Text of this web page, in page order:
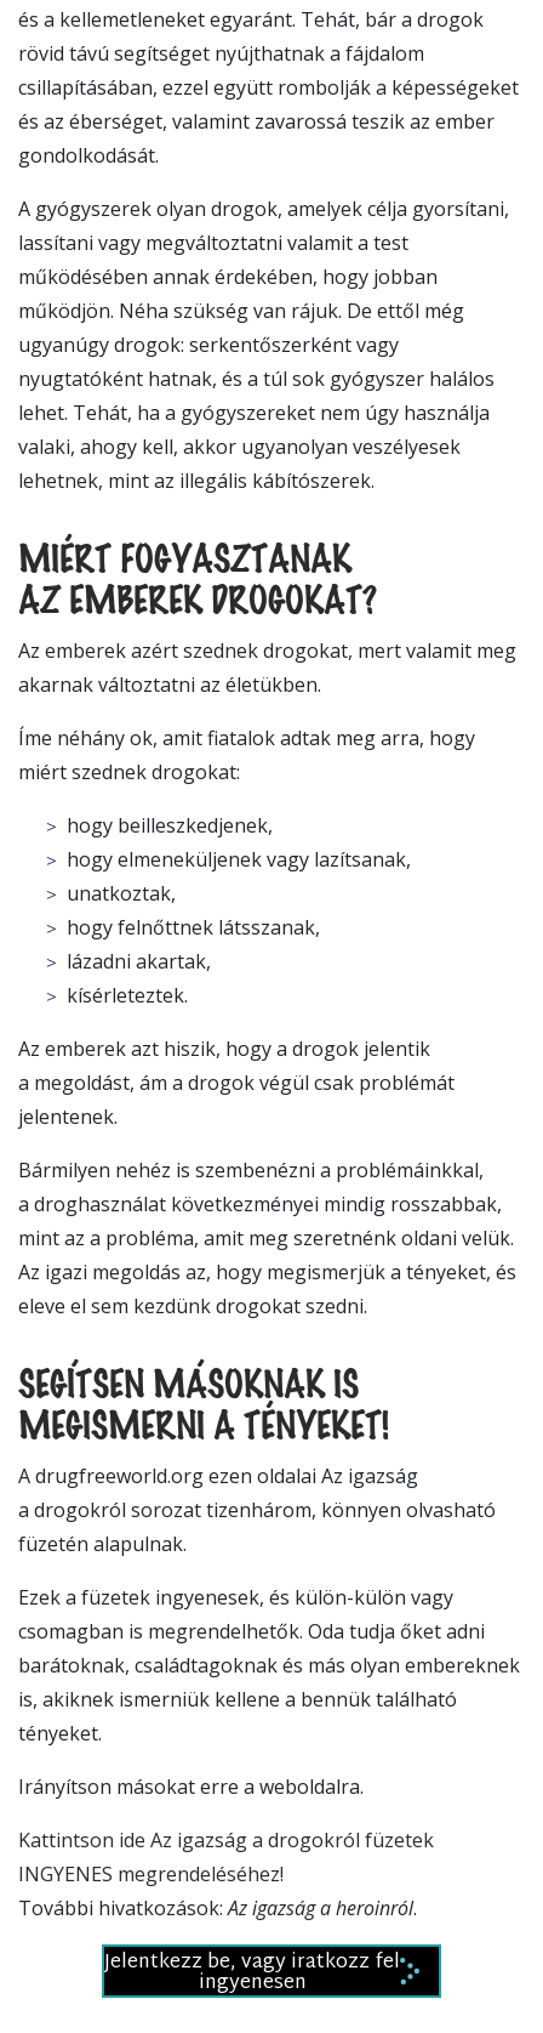
és a kellemetleneket egyaránt. Tehát, bár a drogok
rövid távú segítséget nyújthatnak a fájdalom
csillapításában, ezzel együtt rombolják a képességeket
és az éberséget, valamint zavarossá teszik az ember
gondolkodását.
A gyógyszerek olyan drogok, amelyek célja gyorsítani,
lassítani vagy megváltoztatni valamit a test
működésében annak érdekében, hogy jobban
működjön. Néha szükség van rájuk. De ettől még
ugyanúgy drogok: serkentőszerként vagy
nyugtatóként hatnak, és a túl sok gyógyszer halálos
lehet. Tehát, ha a gyógyszereket nem úgy használja
valaki, ahogy kell, akkor ugyanolyan veszélyesek
lehetnek, mint az illegális kábítószerek.
MIÉRT FOGYASZTANAK
AZ EMBEREK DROGOKAT?
Az emberek azért szednek drogokat, mert valamit meg
akarnak változtatni az életükben.
Íme néhány ok, amit fiatalok adtak meg arra, hogy
miért szednek drogokat:
hogy beilleszkedjenek,
hogy elmeneküljenek vagy lazítsanak,
unatkoztak,
hogy felnőttnek látsszanak,
lázadni akartak,
kísérleteztek.
Az emberek azt hiszik, hogy a drogok jelentik
a megoldást, ám a drogok végül csak problémát
jelentenek.
Bármilyen nehéz is szembenézni a problémáinkkal,
a droghasználat következményei mindig rosszabbak,
mint az a probléma, amit meg szeretnénk oldani velük.
Az igazi megoldás az, hogy megismerjük a tényeket, és
eleve el sem kezdünk drogokat szedni.
SEGÍTSEN MÁSOKNAK IS
MEGISMERNI A TÉNYEKET!
A drugfreeworld.org ezen oldalai Az igazság
a drogokról sorozat tizenhárom, könnyen olvasható
füzetén alapulnak.
Ezek a füzetek ingyenesek, és külön-külön vagy
csomagban is megrendelhetők. Oda tudja őket adni
barátoknak, családtagoknak és más olyan embereknek
is, akiknek ismerniük kellene a bennük található
tényeket.
Irányítson másokat erre a weboldalra.
Kattintson ide Az igazság a drogokról füzetek
INGYENES megrendeléséhez!
További hivatkozások:Az igazság a heroinról.
Jelentkezz be, vagy iratkozz fel
ingyenesen